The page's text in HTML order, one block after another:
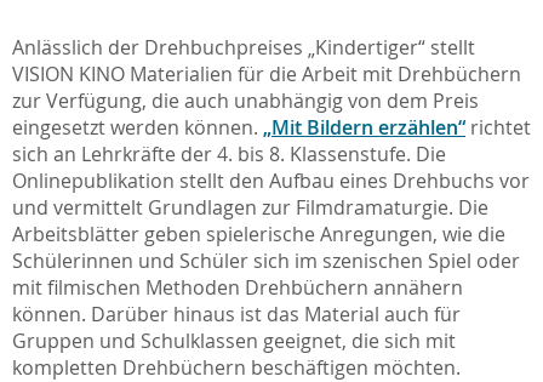
Anlässlich der Drehbuchpreises „Kindertiger“ stellt
VISION KINO Materialien für die Arbeit mit Drehbüchern
zur Verfügung, die auch unabhängig von dem Preis
eingesetzt werden können. „Mit Bildern erzählen“ richtet
sich an Lehrkräfte der 4. bis 8. Klassenstufe. Die
Onlinepublikation stellt den Aufbau eines Drehbuchs vor
und vermittelt Grundlagen zur Filmdramaturgie. Die
Arbeitsblätter geben spielerische Anregungen, wie die
Schülerinnen und Schüler sich im szenischen Spiel oder
mit filmischen Methoden Drehbüchern annähern
können. Darüber hinaus ist das Material auch für
Gruppen und Schulklassen geeignet, die sich mit
kompletten Drehbüchern beschäftigen möchten.